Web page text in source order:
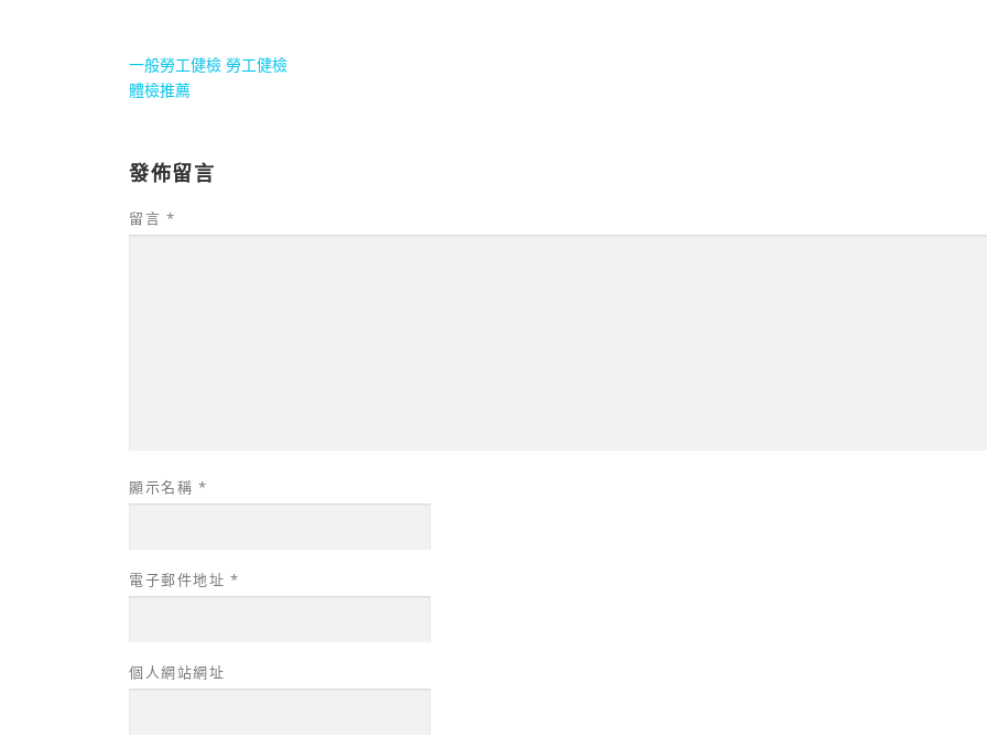
一般勞工健檢 勞工健檢
體檢推薦
發佈留言
留言 *
顯示名稱 *
電子郵件地址 *
個人網站網址